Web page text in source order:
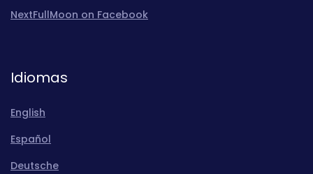
NextFullMoon on Facebook
Idiomas
English
Español
Deutsche